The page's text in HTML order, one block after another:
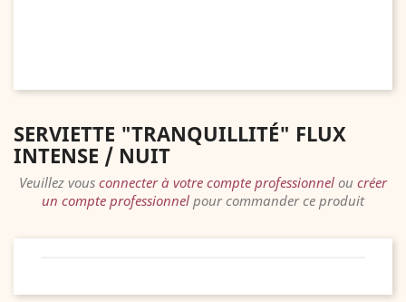
SERVIETTE "TRANQUILLITÉ" FLUX
INTENSE / NUIT
Veuillez vous connecter à votre compte professionnel ou créer
un compte professionnel pour commander ce produit